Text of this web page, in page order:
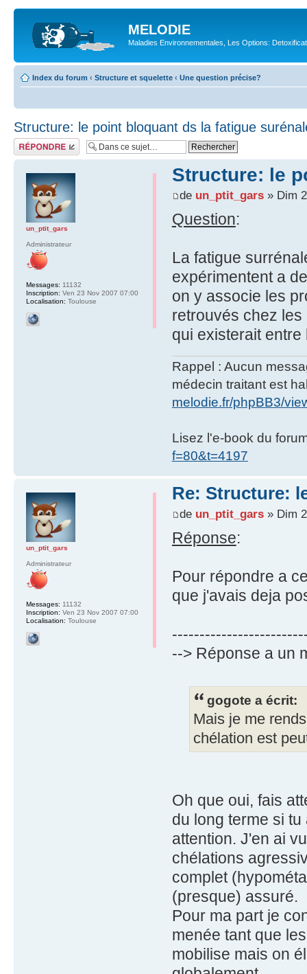
MELODIE
Maladies Environnementales, Les Options:
Index du forum ‹ Structure et squelette ‹ Une question précise?
Structure: le point bloquant ds la fatigue
Répondre
Structure: le
de un_ptit_gars» Dim
Question:
La fatigue
expérimentent a
on y associe les
retrouvés chez
qui existerait entre
Rappel : Aucun
médecin traitant est
melodie.fr/phpBB3/
Lisez l'e-book du
f=80&t=4197
un_ptit_gars
Administrateur
Messages: 11132
Inscription: Ven 23 Nov 2007 07:00
Localisation: Toulouse
Re: Structure:
de un_ptit_gars» Dim
Réponse:
Pour répondre a
que j'avais deja
--> Réponse a un
gogote a écrit:
Mais je me
chélation est
Oh que oui, fais
du long terme si
attention. J'en ai
chélations
complet
(presque) assuré.
Pour ma part je
menée tant que
mobilise mais on
un_ptit_gars
Administrateur
Messages: 11132
Inscription: Ven 23 Nov 2007 07:00
Localisation: Toulouse